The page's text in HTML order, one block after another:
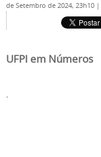
de Setembro de 2024, 23h10 |
UFPI em Números
.